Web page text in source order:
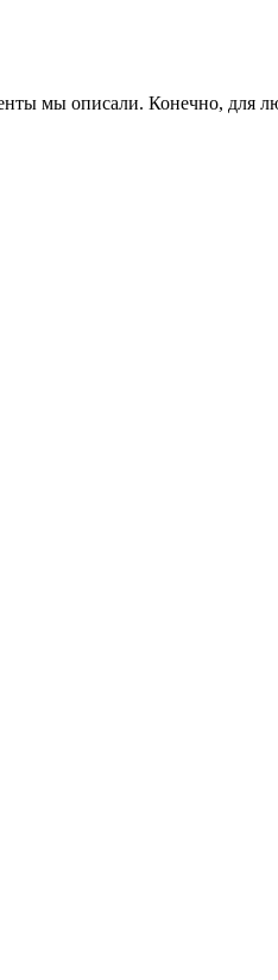
мы описали. Конечно, для